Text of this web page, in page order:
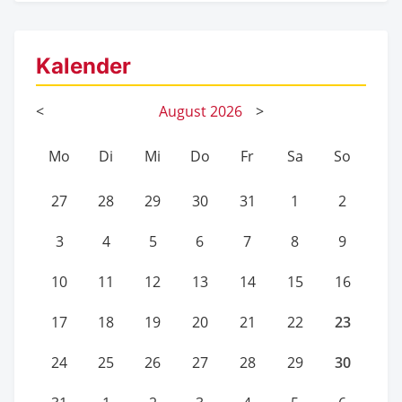
Kalender
< August2026 >
Mo Di Mi Do Fr Sa So
27 28 29 30 31 1 2
3 4 5 6 7 8 9
10 11 12 13 14 15 16
17 18 19 20 21 22 23
24 25 26 27 28 29 30